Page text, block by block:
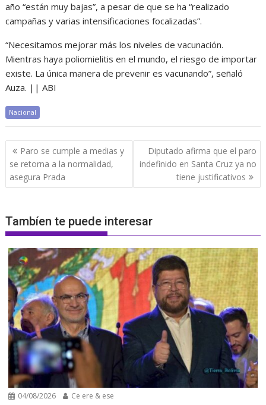
año “están muy bajas”, a pesar de que se ha “realizado
campañas y varias intensificaciones focalizadas”.
“Necesitamos mejorar más los niveles de vacunación.
Mientras haya poliomielitis en el mundo, el riesgo de importar
existe. La única manera de prevenir es vacunando”, señaló
Auza. || ABI
Nacional
Navegación
de
entradas
Paro se cumple a medias y
se retorna a la normalidad,
asegura Prada
Diputado afirma que el paro
indefinido en Santa Cruz ya no
tiene justificativos
Tambíen te puede interesar
04/08/2026 Ce ere & ese